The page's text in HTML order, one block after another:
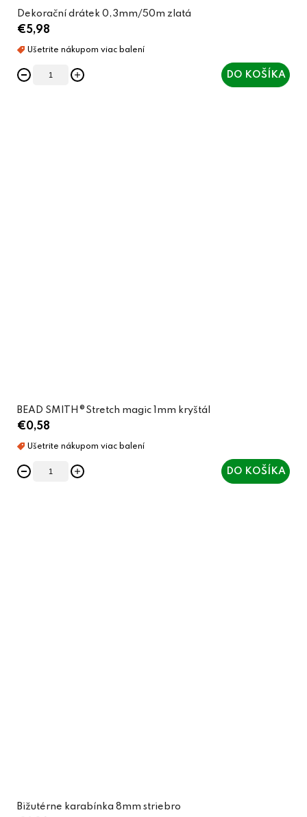
Dekorační drátek 0,3mm/50m zlatá
€5,98
DO KOŠÍKA
BEAD SMITH®Stretch magic 1mm kryštál
€0,58
DO KOŠÍKA
Bižutérne karabínka 8mm striebro